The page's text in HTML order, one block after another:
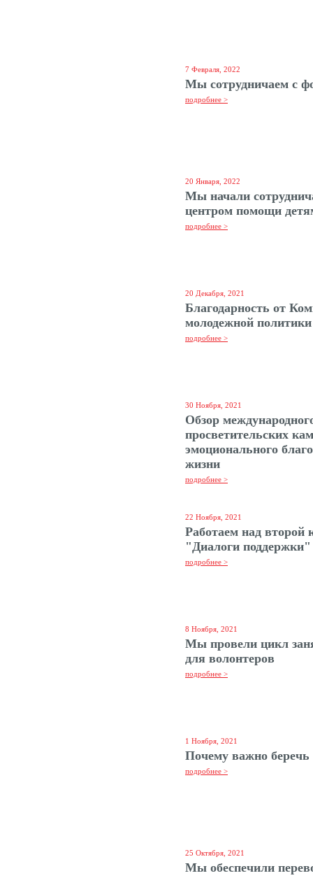
7 Февраля, 2022
Мы сотрудничаем с
подробнее >
20 Января, 2022
Мы начали
центром помощи
подробнее >
20 Декабря, 2021
Благодарность от
молодежной
подробнее >
30 Ноября, 2021
Обзор
просветительских
эмоционального
жизни
подробнее >
22 Ноября, 2021
Работаем над второй
"Диалоги поддержки"
подробнее >
8 Ноября, 2021
Мы провели цикл
для волонтеров
подробнее >
1 Ноября, 2021
Почему важно беречь
подробнее >
25 Октября, 2021
Мы обеспечили